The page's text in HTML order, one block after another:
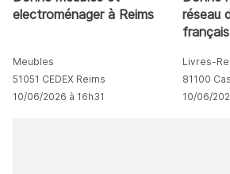
electroménager à Reims
Meubles
51051 CEDEX Reims
10/06/2026 à 16h31
réseau
Livres-
81100
10/06/